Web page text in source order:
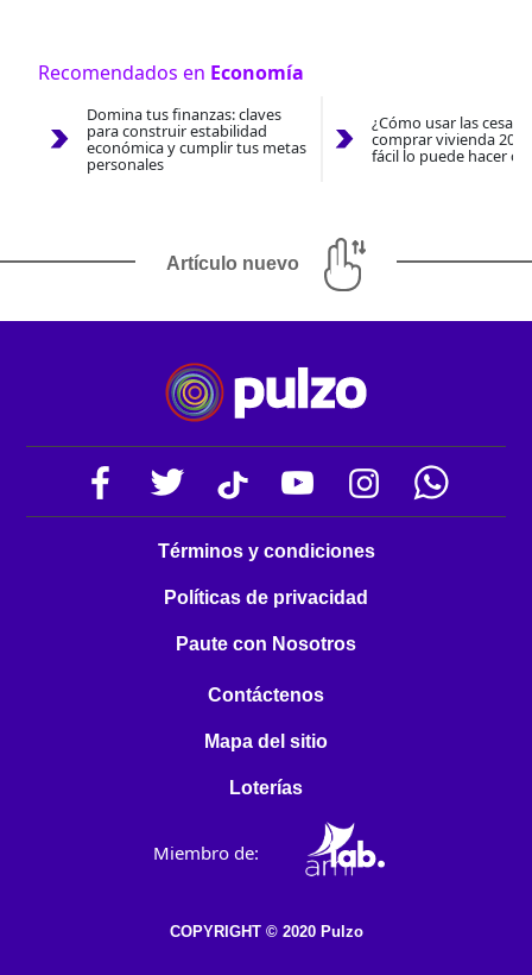
Recomendados en Economía
Domina tus finanzas: claves
para construir estabilidad
económica y cumplir tus metas
personales
¿Cómo usar las
comprar vivienda
fácil lo puede hacer
Artículo nuevo
Términos y condiciones
Políticas de privacidad
Paute con Nosotros
Contáctenos
Mapa del sitio
Loterías
Miembro de:
COPYRIGHT © 2020 Pulzo